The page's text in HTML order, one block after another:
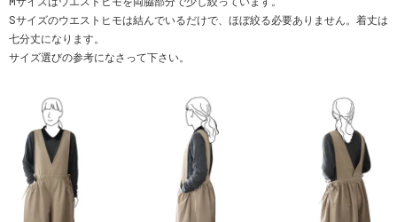
Sサイズのウエストヒモは結んでいるだけで、ほぼ絞る必要ありません。着丈は
七分丈になります。
サイズ選びの参考になさって下さい。